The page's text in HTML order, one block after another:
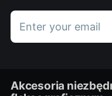
Enter your email
Akcesoria